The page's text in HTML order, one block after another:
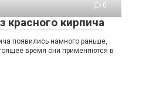
0
красного кирпича
появились намного раньше,
время они применяются в